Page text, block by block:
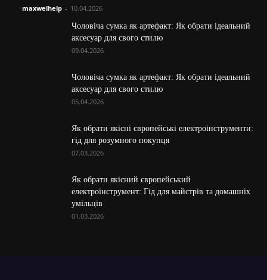
maxwelhelp - 10.04.2026
Чоловіча сумка як артефакт: Як обрати ідеальний
аксесуар для свого стилю
09.04.2026
Чоловіча сумка як артефакт: Як обрати ідеальний
аксесуар для свого стилю
05.04.2026
Як обрати якісні європейські електроінструменти:
гід для розумного покупця
07.03.2026
Як обрати якісний європейський
електроінструмент: Гід для майстрів та домашніх
умільців
01.03.2026